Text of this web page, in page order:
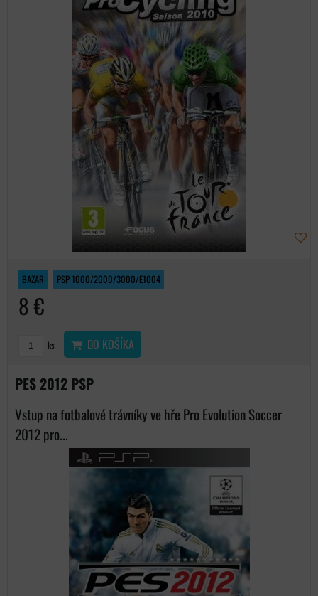
BAZAR PSP 1000/2000/3000/E1004
8 €
ks DO KOŠÍKA
PES 2012 PSP
Vstup na fotbalové trávníky ve hře Pro Evolution Soccer
2012 pro...